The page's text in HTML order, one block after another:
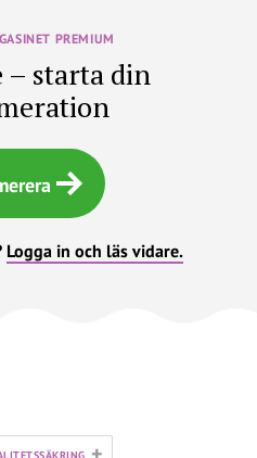
PREMIUM
– starta din
Logga in och läs vidare.